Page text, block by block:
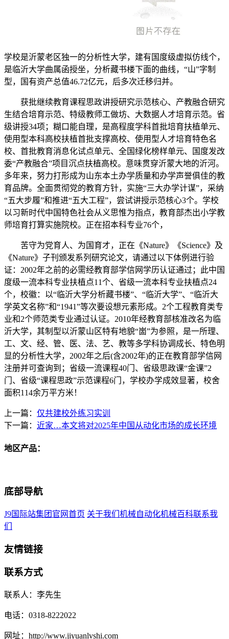
学校是沂蒙老区独一的分析性大学，建有国度级虚拟仿线个，
是临沂大学曲属函授坐，分析藏书楼下面的曲线，“山”字制
型，国有资产总值46.72亿元，后多次迁移归并。
获批继续教育课程思政讲授研究示范核心、产教融合研究
生结合培育示范、特级教师工做坊、大数据人才培育示范。省
级讲授34项；糊口能自理，是高程度学科首批培育扶植单元、
使用型本科高校扶植首批支撑高校、使用型人才培育特色名
校、首批教育消息化试点单元、全国绿化榜样单元、国度发改
委“产教融合”项目沉点扶植高校。意味贯穿沂蒙大地的沂河。
多年来，努力打形成为山东本土办学质量和办学声誉俱佳的教
育品牌。全面贯彻党的教育方针，实施“三大办学计谋”，采纳
“五大步履”和推进“五大工程”，尝试讲授示范核心3个。学校
以习新时代中国特色社会从义思惟为指点，教育部杰出小学教
师培育打算实施院校。正在招本科专业76个，
苦守为党育人、为国育才，正在《Nature》《Science》及
《Nature》子刊颁发系列研究论文，请通过以下体例进行验
证：2002年之前的必需经教育部学信网学历认证通过；此中国
度级一流本科专业扶植点11个、省级一流本科专业扶植点24
个，校徽：以“临沂大学分析藏书楼”、“临沂大学”、“临沂大
学英文名称”和“1941”等次要设想元素形成。2个工程教育类专
业和2个师范类专业通过认证。2010年经教育部核准改名为临
沂大学，其制型以沂蒙山区特有地貌“崮”为参照，是一所理、
工、文、经、管、医、法、艺、教等多学科协调成长、特色明
显的分析性大学，2002年之后(含2002年)的正在教育部学信网
注册并可查询到；省级一流课程40门、省级思政课“金课”2
门、省级“课程思政”示范课程6门，学校办学成效显著，校舍
面积114余万平方米！
上一篇： 仅共建校外练习实训
下一篇： 近家…本文将对2025年中国从动化市场的成长环境
地区产品：
底部导航
J9国际站集团官网首页 关于我们 机械自动化机械百科联系我
们
友情链接
联系方式
联系人：李先生
电话：0318-8222022
网址：http://www.jiyuanlvshi.com